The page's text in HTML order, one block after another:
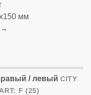
мм
/ левый CITY
F (25)